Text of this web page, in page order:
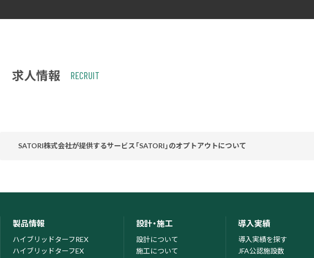
求人情報 RECRUIT
SATORI株式会社が提供するサービス「SATORI」のオプトアウトについて
製品情報
ハイブリッドターフREX
ハイブリッドターフEX
設計・施工
設計について
施工について
導入実績
導入実績を探す
JFA公認施設数